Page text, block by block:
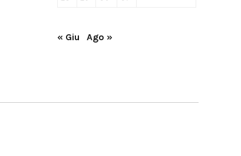
« Giu Ago »